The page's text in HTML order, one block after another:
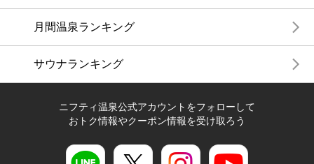
月間温泉ランキング
サウナランキング
ニフティ温泉公式アカウントをフォローして
おトク情報やクーポン情報を受け取ろう